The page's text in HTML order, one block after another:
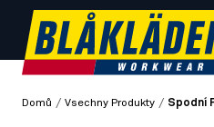
Domů / Vsechny Produkty / Spodní